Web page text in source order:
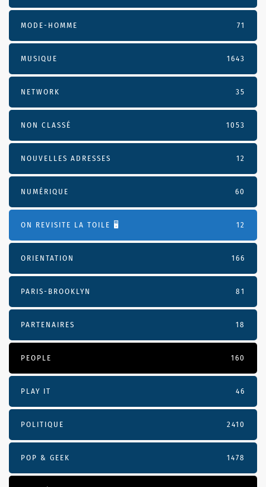
MODE-HOMME 71
MUSIQUE 1643
NETWORK 35
NON CLASSÉ 1053
NOUVELLES ADRESSES 12
NUMÉRIQUE 60
ON REVISITE LA TOILE 🖥️ 12
ORIENTATION 166
PARIS-BROOKLYN 81
PARTENAIRES 18
PEOPLE 160
PLAY IT 46
POLITIQUE 2410
POP & GEEK 1478